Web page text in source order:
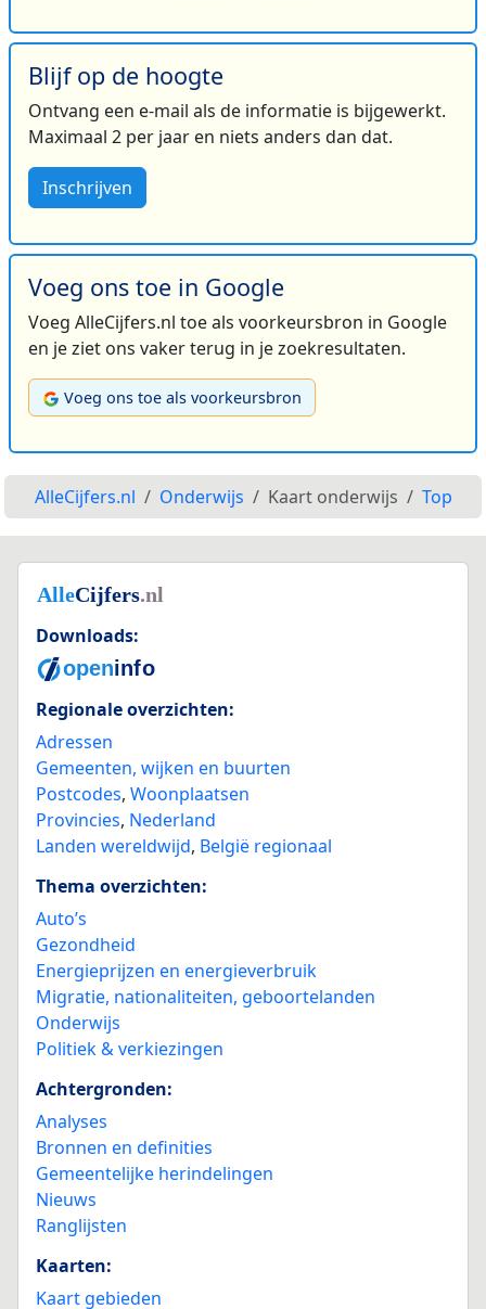
Blijf op de hoogte
Ontvang een e-mail als de informatie is bijgewerkt.
Maximaal 2 per jaar en niets anders dan dat.
Inschrijven
Voeg ons toe in Google
Voeg AlleCijfers.nl toe als voorkeursbron in Google
en je ziet ons vaker terug in je zoekresultaten.
Voeg ons toe als voorkeursbron
AlleCijfers.nl Onderwijs Kaart onderwijs Top
Downloads:
Regionale overzichten:
Adressen
Gemeenten, wijken en buurten
Postcodes, Woonplaatsen
Provincies, Nederland
Landen wereldwijd, België regionaal
Thema overzichten:
Auto’s
Gezondheid
Energieprijzen en energieverbruik
Migratie, nationaliteiten, geboortelanden
Onderwijs
Politiek & verkiezingen
Achtergronden:
Analyses
Bronnen en definities
Gemeentelijke herindelingen
Nieuws
Ranglijsten
Kaarten:
Kaart gebieden